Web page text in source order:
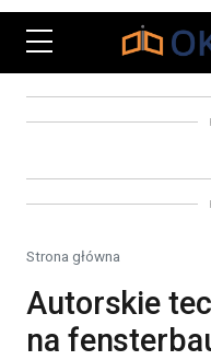
Strona główna
Autorskie
na